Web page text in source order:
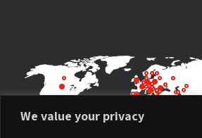
We value your privacy